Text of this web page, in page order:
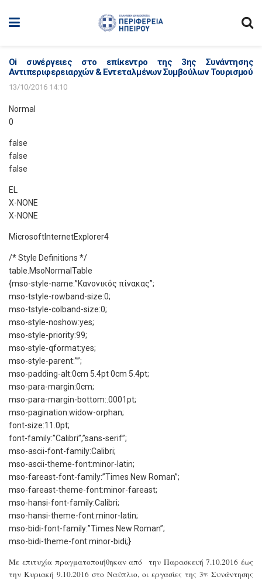
Oi συνέργειες στο επίκεντρο της 3ης Συνάντησης
Αντιπεριφερειαρχών & Εντεταλμένων Συμβούλων Τουρισμού
13/10/2016 14:10
Normal
0
false
false
false
EL
X-NONE
X-NONE
MicrosoftInternetExplorer4
/* Style Definitions */
table.MsoNormalTable
{mso-style-name:”Κανονικός πίνακας”;
mso-tstyle-rowband-size:0;
mso-tstyle-colband-size:0;
mso-style-noshow:yes;
mso-style-priority:99;
mso-style-qformat:yes;
mso-style-parent:””;
mso-padding-alt:0cm 5.4pt 0cm 5.4pt;
mso-para-margin:0cm;
mso-para-margin-bottom:.0001pt;
mso-pagination:widow-orphan;
font-size:11.0pt;
font-family:”Calibri”,”sans-serif”;
mso-ascii-font-family:Calibri;
mso-ascii-theme-font:minor-latin;
mso-fareast-font-family:”Times New Roman”;
mso-fareast-theme-font:minor-fareast;
mso-hansi-font-family:Calibri;
mso-hansi-theme-font:minor-latin;
mso-bidi-font-family:”Times New Roman”;
mso-bidi-theme-font:minor-bidi;}
Με επιτυχία πραγματοποιήθηκαν από
την Παρασκευή 7.10.2016 έως
την Κυριακή 9.10.2016 στο Ναύπλιο, οι εργασίες της 3ης Συνάντησης